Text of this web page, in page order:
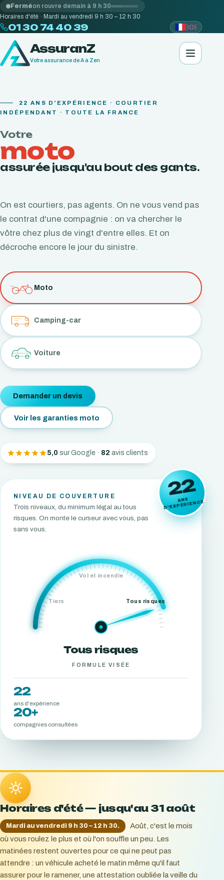
Ferméon rouvre demain à 9 h 30
Horaires d'été · Mardi au vendredi 9 h 30 – 12 h 30
01 30 74 40 39
AssuranZ
Votre assurance de A à Zen
22 ANS D'EXPÉRIENCE · COURTIER
INDÉPENDANT · TOUTE LA FRANCE
Votre
moto
assurée jusqu'au bout des gants.
On est courtiers, pas agents. On ne vous vend pas
le contrat d'une compagnie : on va chercher le
vôtre chez plus de vingt d'entre elles. Et on
décroche encore le jour du sinistre.
Moto
Camping-car
Voiture
Demander un devis
Voir les garanties moto
5,0 sur Google · 82 avis clients
22
ANS
D'EXPÉRIENCE
NIVEAU DE COUVERTURE
Trois niveaux, du minimum légal au tous
risques. On monte le curseur avec vous, pas
sans vous.
Tiers
Vol et incendie
Tous risques
Tous risques
FORMULE VISÉE
22
ans d'expérience
20+
compagnies consultées
Horaires d'été — jusqu'au 31 août
Mardi au vendredi 9 h 30 – 12 h 30.
Août, c'est le mois
où vous roulez le plus et où l'on souffle un peu. Les
matinées restent ouvertes pour ce qui ne peut pas
attendre : un véhicule acheté le matin même qu'il faut
assurer pour le ramener, une attestation oubliée la veille du